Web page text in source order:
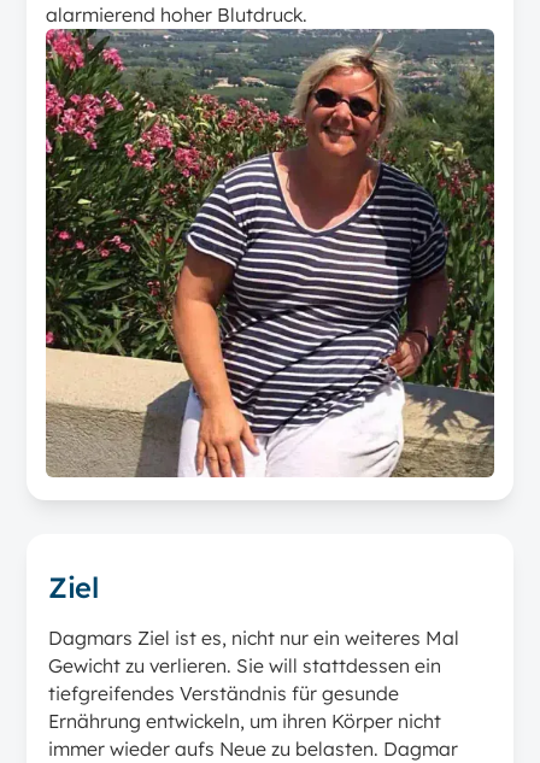
alarmierend hoher Blutdruck.
Ziel
Dagmars Ziel ist es, nicht nur ein weiteres Mal
Gewicht zu verlieren. Sie will stattdessen ein
tiefgreifendes Verständnis für gesunde
Ernährung entwickeln, um ihren Körper nicht
immer wieder aufs Neue zu belasten. Dagmar